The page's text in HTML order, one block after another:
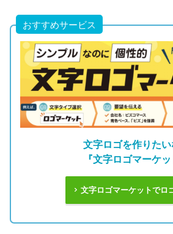
おすすめサービス
文字ロゴを作りたい
『文字ロゴマーケッ
文字ロゴマーケットでロ